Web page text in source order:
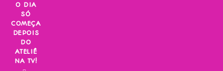
Skip
content
O DIA
SÓ
COMEÇA
DEPOIS
DO
ATELIÊ
NA TV!